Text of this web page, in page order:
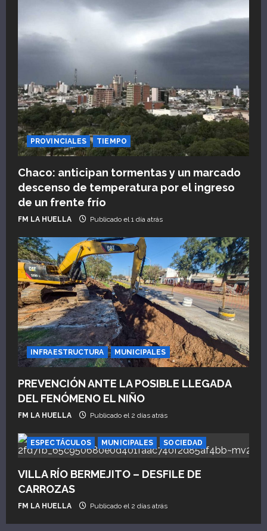
PROVINCIALES TIEMPO
Chaco: anticipan tormentas y un marcado
descenso de temperatura por el ingreso
de un frente frío
FM LA HUELLA Publicado el 1 día atrás
INFRAESTRUCTURA MUNICIPALES
PREVENCIÓN ANTE LA POSIBLE LLEGADA
DEL FENÓMENO EL NIÑO
FM LA HUELLA Publicado el 2 días atrás
ESPECTÁCULOS MUNICIPALES SOCIEDAD
VILLA RÍO BERMEJITO – DESFILE DE
CARROZAS
FM LA HUELLA Publicado el 2 días atrás